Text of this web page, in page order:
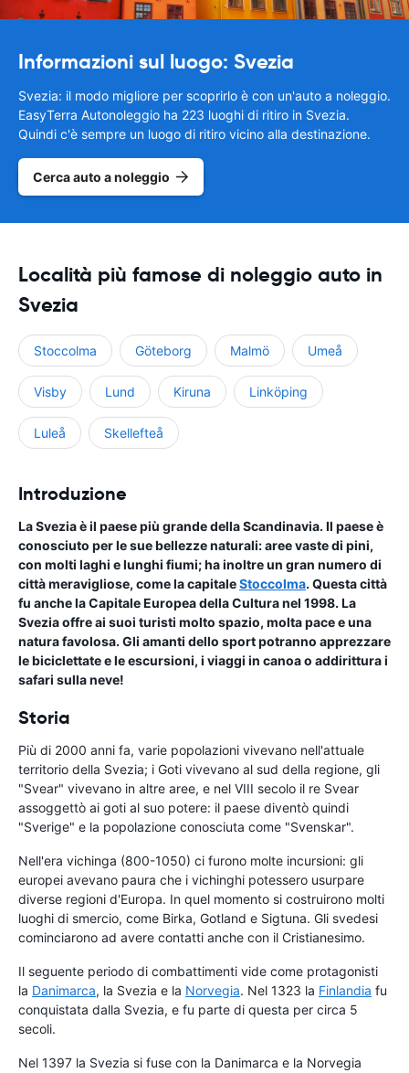
Informazioni sul luogo: Svezia
Svezia: il modo migliore per scoprirlo è con un'auto a noleggio.
EasyTerra Autonoleggio ha 223 luoghi di ritiro in Svezia.
Quindi c'è sempre un luogo di ritiro vicino alla destinazione.
Cerca auto a noleggio
Località più famose di noleggio auto in
Svezia
Stoccolma Göteborg Malmö Umeå
Visby Lund Kiruna Linköping
Luleå Skellefteå
Introduzione
La Svezia è il paese più grande della Scandinavia. Il paese è
conosciuto per le sue bellezze naturali: aree vaste di pini,
con molti laghi e lunghi fiumi; ha inoltre un gran numero di
città meravigliose, come la capitaleStoccolma. Questa città
fu anche la Capitale Europea della Cultura nel 1998. La
Svezia offre ai suoi turisti molto spazio, molta pace e una
natura favolosa. Gli amanti dello sport potranno apprezzare
le biciclettate e le escursioni, i viaggi in canoa o addirittura i
safari sulla neve!
Storia
Più di 2000 anni fa, varie popolazioni vivevano nell'attuale
territorio della Svezia; i Goti vivevano al sud della regione, gli
"Svear" vivevano in altre aree, e nel VIII secolo il re Svear
assoggettò ai goti al suo potere: il paese diventò quindi
"Sverige" e la popolazione conosciuta come "Svenskar".
Nell'era vichinga (800-1050) ci furono molte incursioni: gli
europei avevano paura che i vichinghi potessero usurpare
diverse regioni d'Europa. In quel momento si costruirono molti
luoghi di smercio, come Birka, Gotland e Sigtuna. Gli svedesi
cominciarono ad avere contatti anche con il Cristianesimo.
Il seguente periodo di combattimenti vide come protagonisti
la Danimarca, la Svezia e la Norvegia. Nel 1323 la Finlandia fu
conquistata dalla Svezia, e fu parte di questa per circa 5
secoli.
Nel 1397 la Svezia si fuse con la Danimarca e la Norvegia